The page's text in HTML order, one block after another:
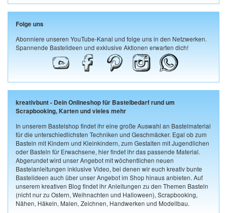
Folge uns
Abonniere unseren YouTube-Kanal und folge uns in den Netzwerken.
Spannende Bastelideen und exklusive Aktionen erwarten dich!
kreativbunt - Dein Onlineshop für Bastelbedarf rund um
Scrapbooking, Karten und vieles mehr
In unserem Bastelshop findet ihr eine große Auswahl an Bastelmaterial
für die unterschiedlichsten Techniken und Geschmäcker. Egal ob zum
Basteln mit Kindern und Kleinkindern, zum Gestalten mit Jugendlichen
oder Basteln für Erwachsene, hier findet ihr das passende Material.
Abgerundet wird unser Angebot mit wöchentlichen neuen
Bastelanleitungen inklusive Video, bei denen wir euch kreativ bunte
Bastelideen auch über unser Angebot im Shop hinaus anbieten. Auf
unserem kreativen Blog findet ihr Anleitungen zu den Themen Basteln
(nicht nur zu Ostern, Weihnachten und Halloween), Scrapbooking,
Nähen, Häkeln, Malen, Zeichnen, Handwerken und Modellbau.